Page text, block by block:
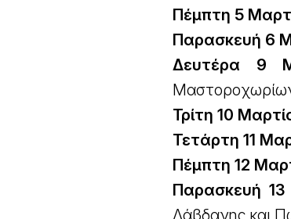
Πέμπτη 5
Παρασκευή 6
Δευτέρα 9
Τρίτη 10
Τετάρτη 11
Πέμπτη 12
Παρασκευή 13
Λάβδανης και